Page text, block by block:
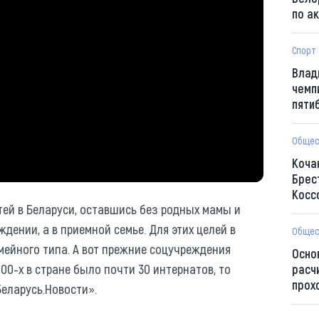
в Беларуси, оставшись без родных мамы и
а в приемной семье. Для этих целей в
типа. А вот прежние соцучреждения
х в стране было почти 30 интернатов, то
по
Спорт